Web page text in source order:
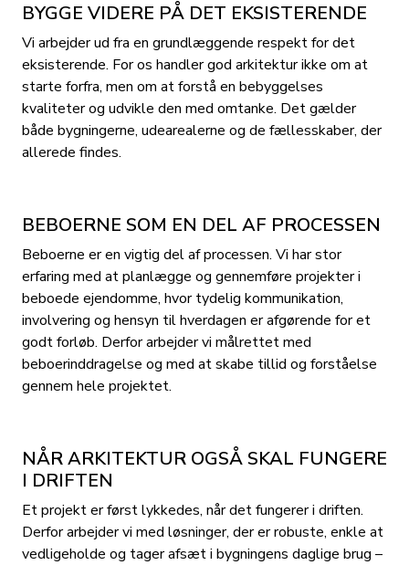
BYGGE VIDERE PÅ DET EKSISTERENDE
Vi arbejder ud fra en grundlæggende respekt for det
eksisterende. For os handler god arkitektur ikke om at
starte forfra, men om at forstå en bebyggelses
kvaliteter og udvikle den med omtanke. Det gælder
både bygningerne, udearealerne og de fællesskaber, der
allerede findes.
BEBOERNE SOM EN DEL AF PROCESSEN
Beboerne er en vigtig del af processen. Vi har stor
erfaring med at planlægge og gennemføre projekter i
beboede ejendomme, hvor tydelig kommunikation,
involvering og hensyn til hverdagen er afgørende for et
godt forløb. Derfor arbejder vi målrettet med
beboerinddragelse og med at skabe tillid og forståelse
gennem hele projektet.
NÅR ARKITEKTUR OGSÅ SKAL FUNGERE
I DRIFTEN
Et projekt er først lykkedes, når det fungerer i driften.
Derfor arbejder vi med løsninger, der er robuste, enkle at
vedligeholde og tager afsæt i bygningens daglige brug –